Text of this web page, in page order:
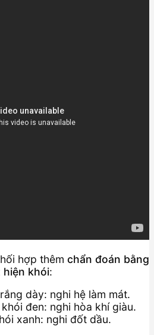
hợp thêm chẩn đoán bằng
hiện khói:
dày: nghi hệ làm mát.
đen: nghi hòa khí giàu.
xanh: nghi đốt dầu.